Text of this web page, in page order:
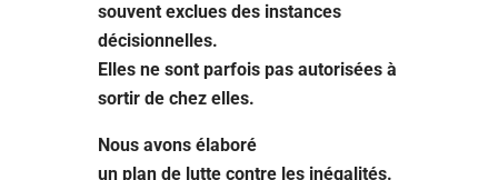
souvent exclues des instances
décisionnelles.
Elles ne sont parfois pas autorisées à
sortir de chez elles.
Nous avons élaboré
un plan de lutte contre les inégalités.